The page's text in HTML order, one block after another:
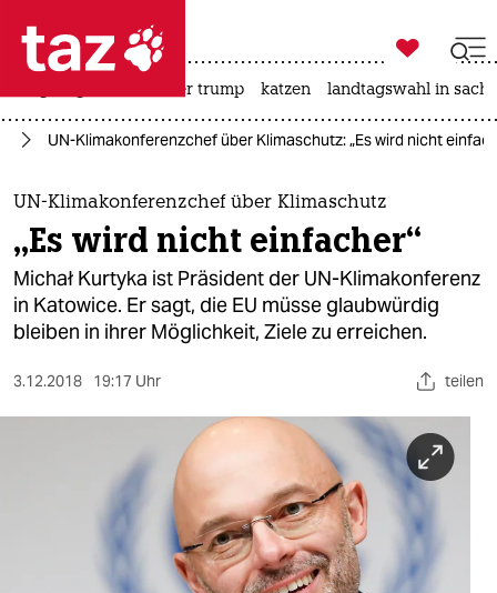
 taz zahl ich
taz zahl ich
themen
politik
öko

taz zahl ich
usa unter trump katzen landtagswahl in
UN-Klimakonferenzchef über Klimaschutz: „Es wird nicht
UN-Klimakonferenzchef über Klimaschutz
„Es wird nicht einfacher“
Michał Kurtyka ist Präsident der UN-Klimakonferenz
in Katowice. Er sagt, die EU müsse glaubwürdig
bleiben in ihrer Möglichkeit, Ziele zu erreichen.
3.12.2018 19:17 Uhr teilen